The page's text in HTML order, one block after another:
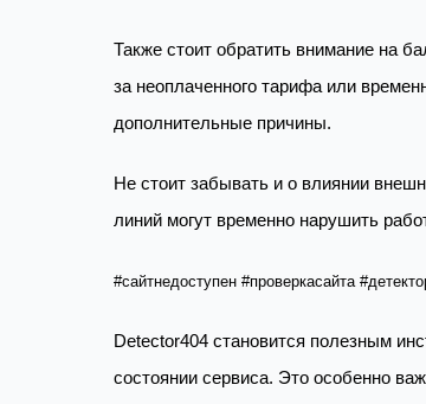
Также стоит обратить внимание на
за неоплаченного тарифа или
дополнительные причины.
Не стоит забывать и о влиянии
линий могут временно нарушить
#сайтнедоступен #проверкасайта
Detector404 становится полезным
состоянии сервиса. Это особенно